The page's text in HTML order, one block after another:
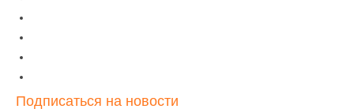
Подписаться на новости